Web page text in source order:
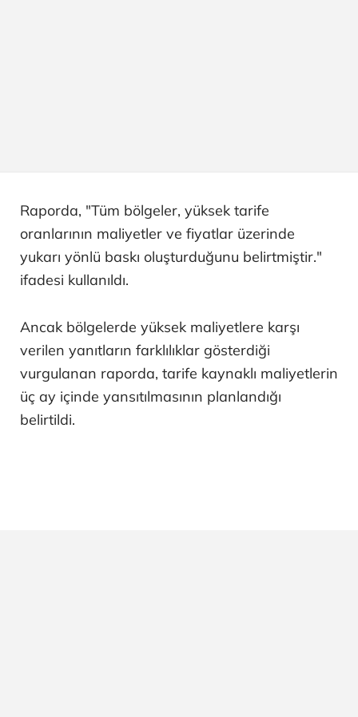
Raporda, "Tüm bölgeler, yüksek tarife
oranlarının maliyetler ve fiyatlar üzerinde
yukarı yönlü baskı oluşturduğunu belirtmiştir."
ifadesi kullanıldı.
Ancak bölgelerde yüksek maliyetlere karşı
verilen yanıtların farklılıklar gösterdiği
vurgulanan raporda, tarife kaynaklı maliyetlerin
üç ay içinde yansıtılmasının planlandığı
belirtildi.